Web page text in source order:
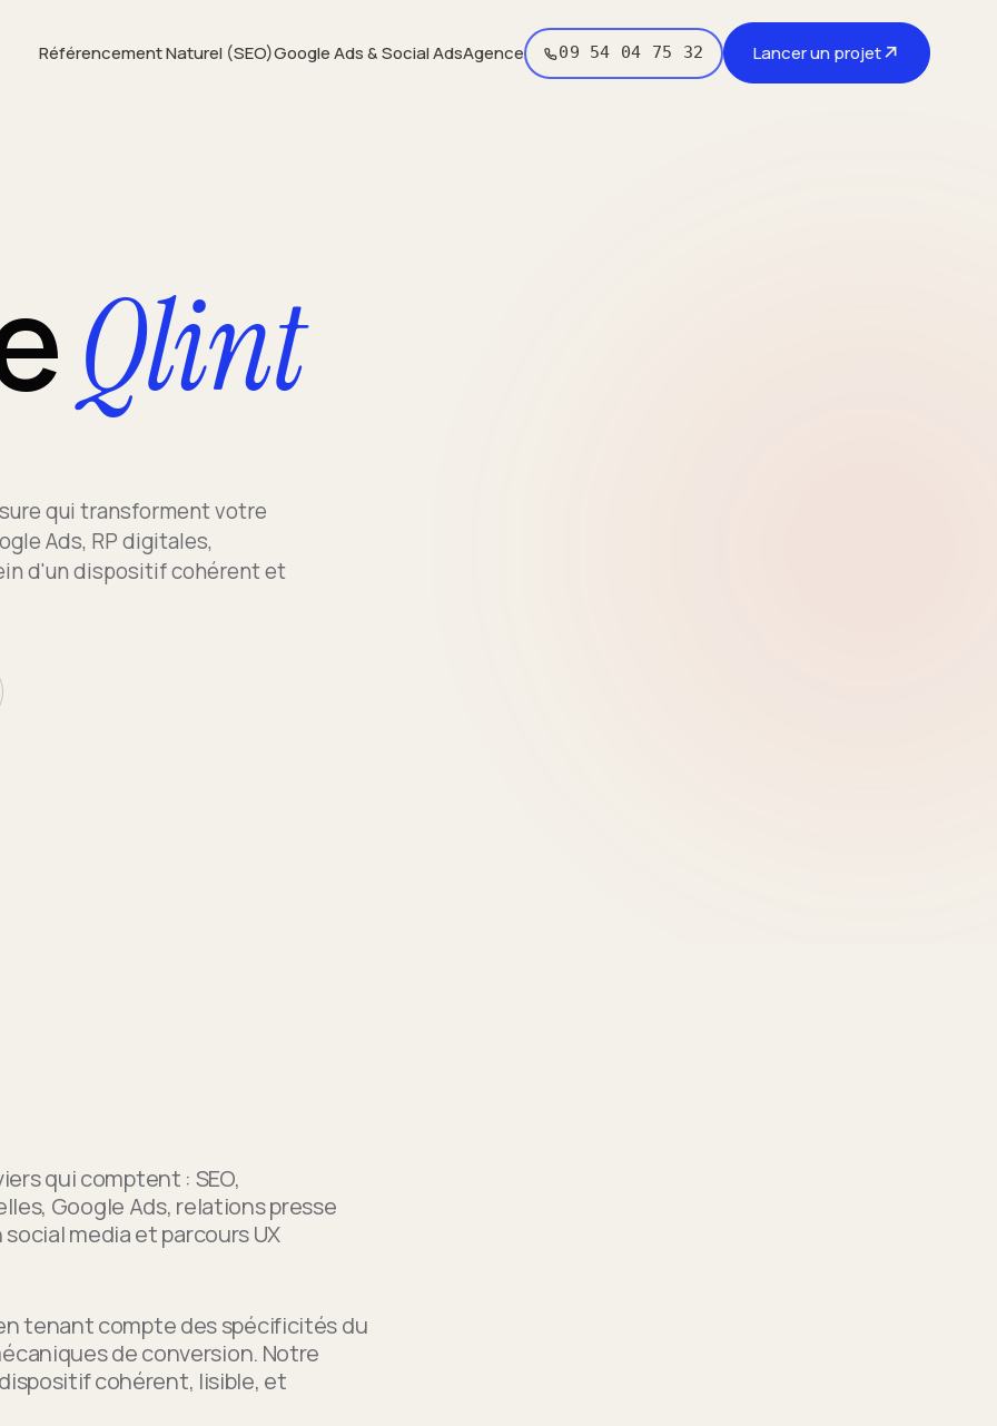
Référencement Naturel (SEO)Google Ads & Social AdsAgence 09 54 04 75 32 Lancer un projet↗
Qlint
qui transforment votre
Ads, RP digitales,
d'un dispositif cohérent et
qui comptent : SEO,
Google Ads, relations presse
media et parcours UX
tenant compte des spécificités du
de conversion. Notre
cohérent, lisible, et